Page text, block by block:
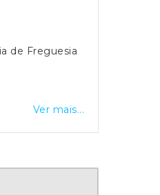
de Freguesia
Ver mais...